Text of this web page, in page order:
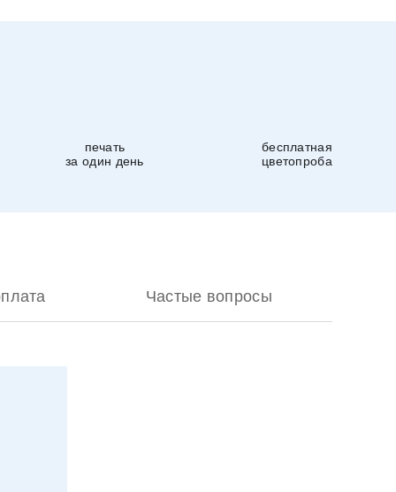
печать
за один день
бесплатная
цветопроба
Частые вопросы